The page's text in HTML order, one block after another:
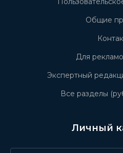
Общие
Для
Экспертный
Все разделы
Личный